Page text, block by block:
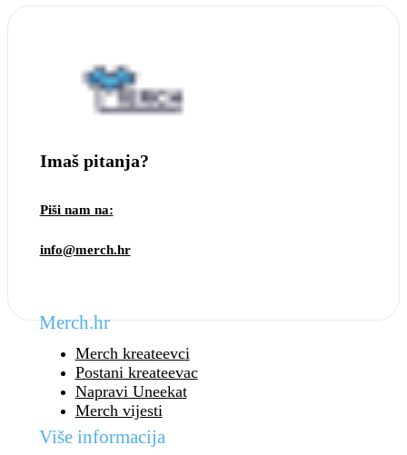
Imaš pitanja?
Piši nam na:
info@merch.hr
Merch.hr
Merch kreateevci
Postani kreateevac
Napravi Uneekat
Merch vijesti
Više informacija